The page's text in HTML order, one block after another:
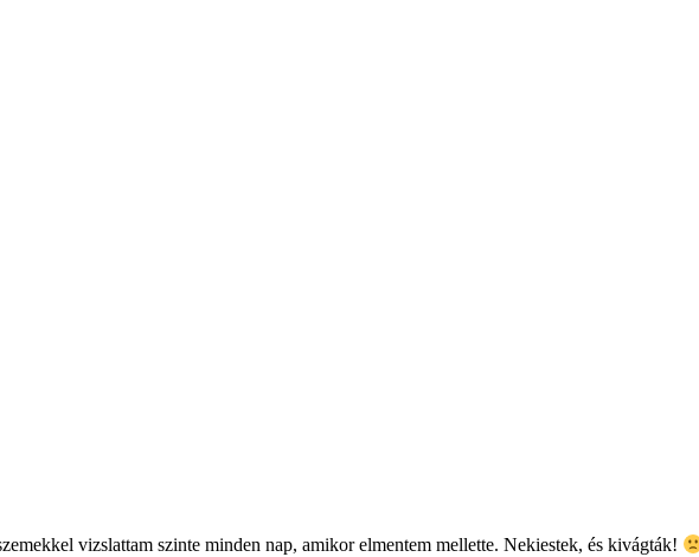
vizslattam szinte minden nap, amikor elmentem mellette. Nekiestek, és kivágták!